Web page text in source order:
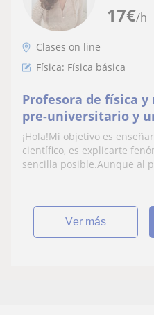
17€/h
Clases on line
Física: Física básica
Profesora de física
pre-universitario y
¡Hola!Mi objetivo es
científico, es explicarte
sencilla posible.Aunque al
ver más